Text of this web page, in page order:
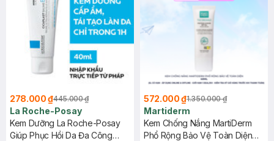
278.000 ₫445.000 ₫
La Roche-Posay
Kem Dưỡng La Roche-Posay
Giúp Phục Hồi Da Đa Công
572.000 ₫1.350.000 ₫
Martiderm
Kem Chống Nắng MartiDerm
Phổ Rộng Bảo Vệ Toàn Diện